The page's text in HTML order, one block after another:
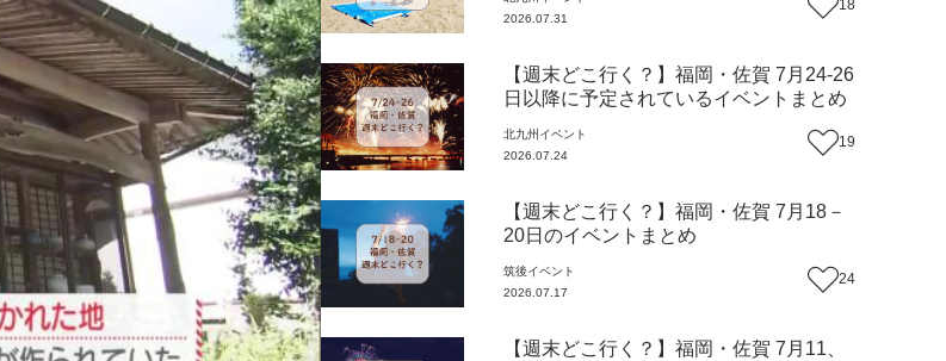
2026.07.31
18
【週末どこ行く？】福岡・佐賀 7月24-26
日以降に予定されているイベントまとめ
北九州 イベント
2026.07.24
19
【週末どこ行く？】福岡・佐賀 7月18－
20日のイベントまとめ
筑後イベント
2026.07.17
24
【週末どこ行く？】福岡・佐賀 7月11、